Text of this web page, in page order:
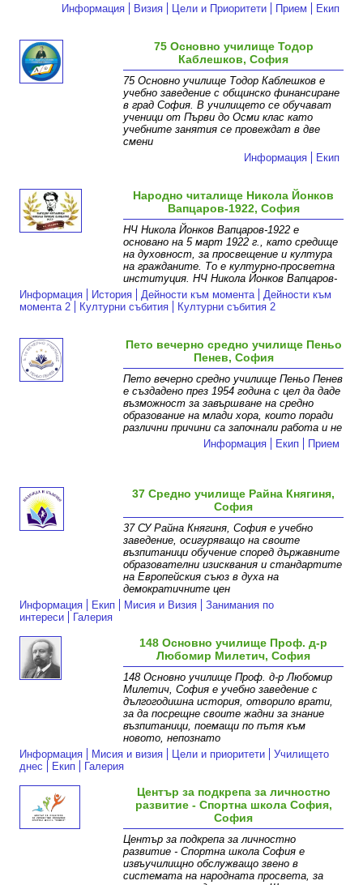
Информация
Визия Цели и Приоритети Прием Екип
75 Основно училище Тодор
Каблешков, София
75 Основно училище Тодор Каблешков е
учебно заведение с общинско финансиране
в град София. В училището се обучават
ученици от Първи до Осми клас като
учебните занятия се провеждат в две
смени
Информация
Екип
Народно читалище Никола Йонков
Вапцаров-1922, София
НЧ Никола Йонков Вапцаров-1922 е
основано на 5 март 1922 г., като средище
на духовност, за просвещение и култура
на гражданите. То е културно-просветна
институция. НЧ Никола Йонков Вапцаров-
Информация
История Дейности към момента
Дейности към
момента 2
Културни събития Културни събития 2
Пето вечерно средно училище Пеньо
Пенев, София
Пето вечерно средно училище Пеньо Пенев
е създадено през 1954 година с цел да даде
възможност за завършване на средно
образование на млади хора, които поради
различни причини са започнали работа и не
Информация
Екип Прием
37 Средно училище Райна Княгиня,
София
37 СУ Райна Княгиня, София е учебно
заведение, осигуряващо на своите
възпитаници обучение според държавните
образователни изисквания и стандартите
на Европейския съюз в духа на
демократичните цен
Информация
Екип Мисия и Визия
Занимания по
интереси
Галерия
148 Основно училище Проф. д-р
Любомир Милетич, София
148 Основно училище Проф. д-р Любомир
Милетич, София е учебно заведение с
дългогодишна история, отворило врати,
за да посрещне своите жадни за знание
възпитаници, поемащи по пътя към
новото, непознато
Информация
Мисия и визия Цели и приоритети
Училището
днес
Екип Галерия
Център за подкрепа за личностно
развитие - Спортна школа София,
София
Център за подкрепа за личностно
развитие - Спортна школа София е
извъучилищно обслужващо звено в
системата на народната просвета, за